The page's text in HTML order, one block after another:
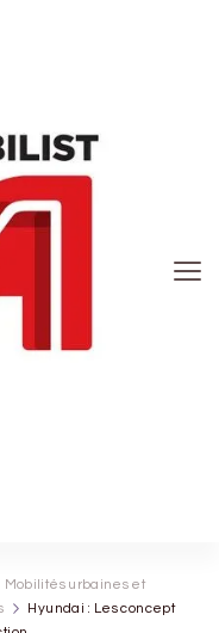
Mobilités urbaines et
Hyundai : Les concept